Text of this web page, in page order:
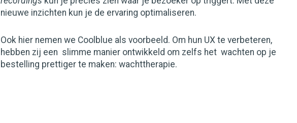
nieuwe inzichten kun je de ervaring optimaliseren.
Ook hier nemen we Coolblue als voorbeeld. Om hun UX te verbeteren,
hebben zij een slimme manier ontwikkeld om zelfs het wachten op je
bestelling prettiger te maken: wachttherapie.